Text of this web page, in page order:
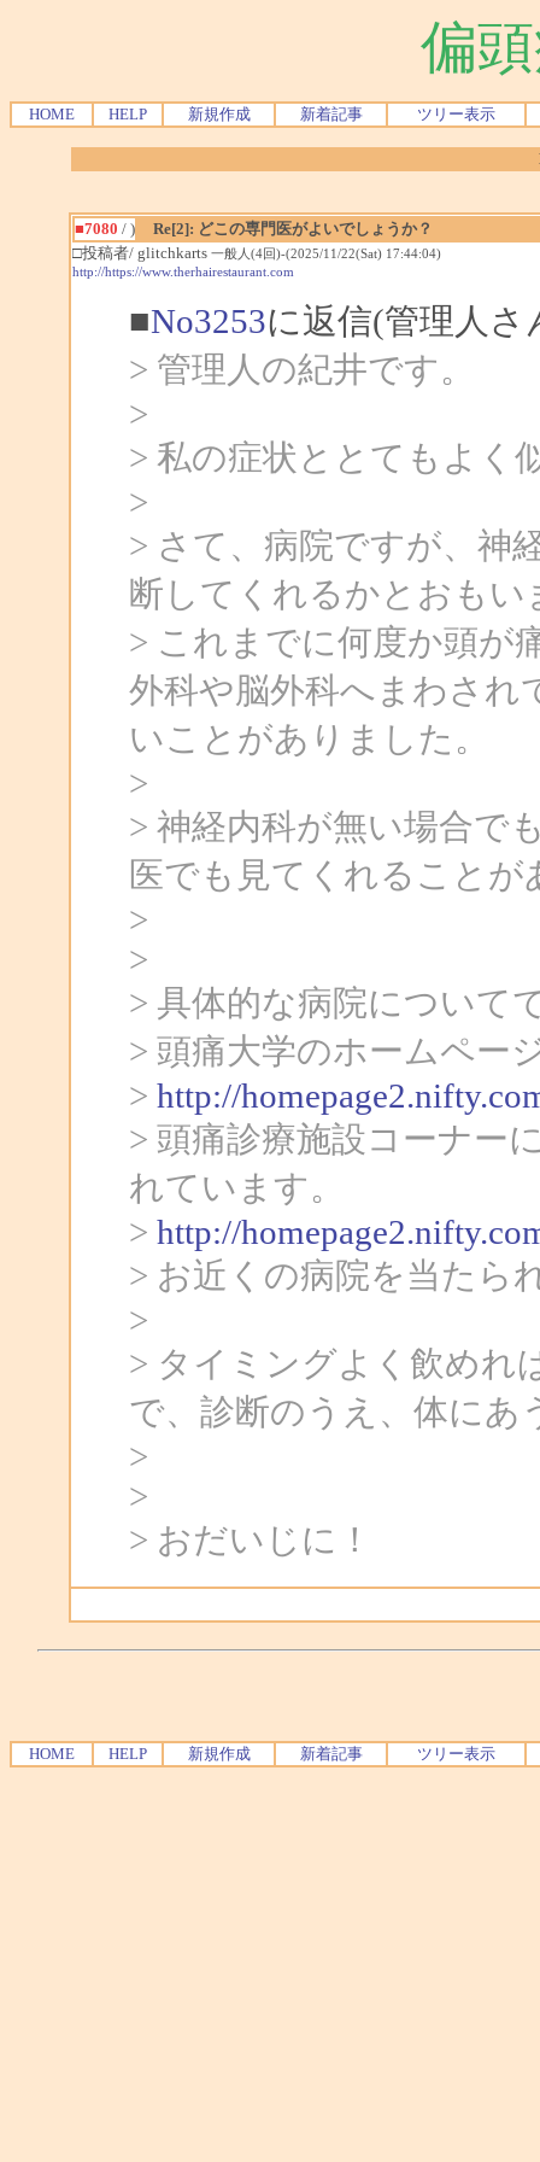
偏
HOME HELP 新規作成 新着記事 ツリー表示
■7080 / )
Re[2]: どこの専門医がよいでしょうか？
□投稿者/ glitchkarts 一般人(4回)-(2025/11/22(Sat) 17:44:04)
http://https://www.therhairestaurant.com
■No3253に返信(管理人さ
> 管理人の紀井です。
>
> 私の症状ととてもよ
>
> さて、病院ですが、神
断してくれるかとおもい
> これまでに何度か頭が
外科や脳外科へまわされ
いことがありました。
>
> 神経内科が無い場合で
医でも見てくれることが
>
>
> 具体的な病院について
> 頭痛大学のホームペー
> http://
> 頭痛診療施設コーナー
れています。
> http://
> お近くの病院を当たら
>
> タイミングよく飲めれ
で、診断のうえ、体にあ
>
>
> おだいじに！
HOME HELP 新規作成 新着記事 ツリー表示